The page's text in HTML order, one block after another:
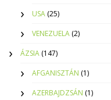
USA (25)
VENEZUELA (2)
ÁZSIA (147)
AFGANISZTÁN (1)
AZERBAJDZSÁN (1)